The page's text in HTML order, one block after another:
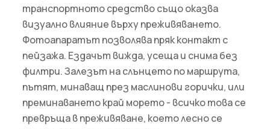
транспортното средство също оказва
визуално влияние върху преживяването.
Фотоапаратът позволява пряк контакт с
пейзажа. Ездачът вижда, усеща и снима без
филтри. Залезът на слънцето по маршрута,
пътят, минаващ през маслинови горички, или
преминаването край морето - всичко това се
превръща в преживяване, което лесно се